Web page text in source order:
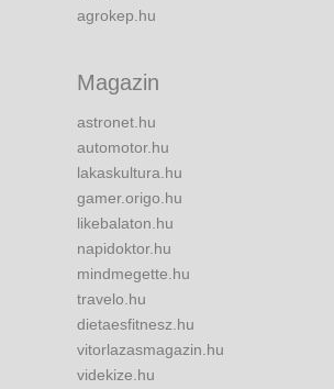
agrokep.hu
Magazin
astronet.hu
automotor.hu
lakaskultura.hu
gamer.origo.hu
likebalaton.hu
napidoktor.hu
mindmegette.hu
travelo.hu
dietaesfitnesz.hu
vitorlazasmagazin.hu
videkize.hu